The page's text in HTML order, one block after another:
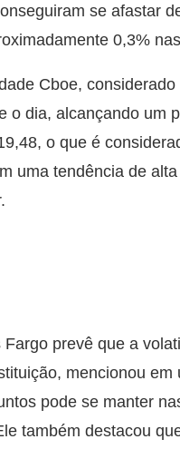
se afastar
0,3%
Cboe,
o dia, alcançando um
o que é
uma tendência de
prevê que a
mencionou
pode se manter
também destacou